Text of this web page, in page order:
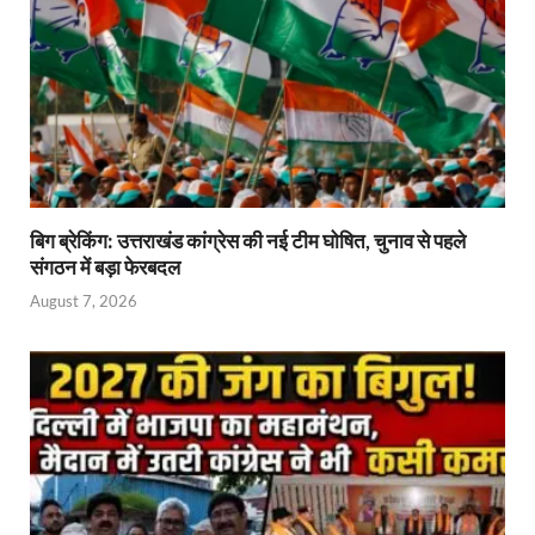
बिग ब्रेकिंग: उत्तराखंड कांग्रेस की नई टीम घोषित, चुनाव से पहले
संगठन में बड़ा फेरबदल
August 7, 2026